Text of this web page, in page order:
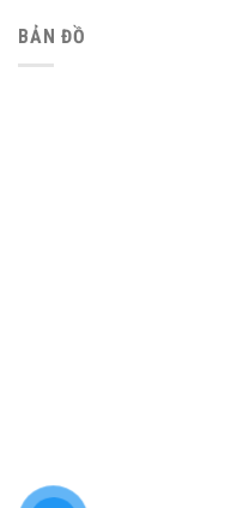
BẢN ĐỒ